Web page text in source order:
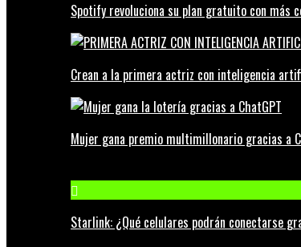
Spotify revoluciona su plan gratuito con más
Crean a la primera actriz con inteligencia
Mujer gana premio multimillonario gracias a
Starlink: ¿Qué celulares podrán conectarse